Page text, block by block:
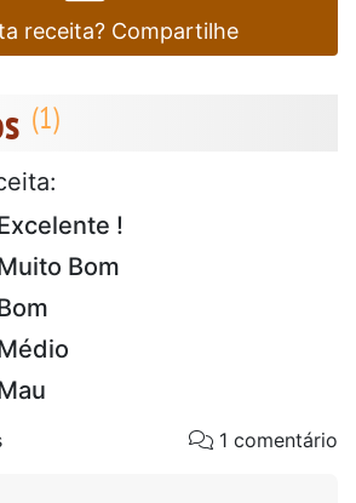
receita? Compartilhe
!
Bom
1 comentário